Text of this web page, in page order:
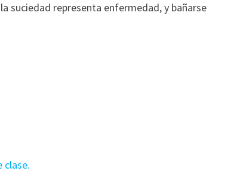
suciedad representa enfermedad, y bañarse
clase.